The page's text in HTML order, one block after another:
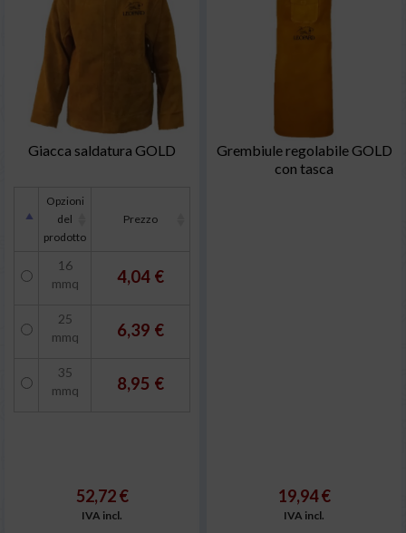
Giacca saldatura GOLD
Opzioni
del
prodotto
Prezzo
16
mmq
4,04 €
25
mmq
6,39 €
35
mmq
8,95 €
52,72 €
IVA incl.
Grembiule regolabile GOLD
con tasca
19,94 €
IVA incl.